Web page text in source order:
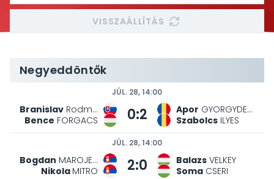
VISSZAÁLLÍTÁS
Negyeddöntők
JÚL. 28, 14:00
Branislav Rodman
Bence FORGACS 0:2 Apor GYORGYDEAK
Szabolcs ILYES
JÚL. 28, 14:00
Bogdan MAROJEVIC
Nikola MITRO 2:0 Balazs VELKEY
Soma CSERI